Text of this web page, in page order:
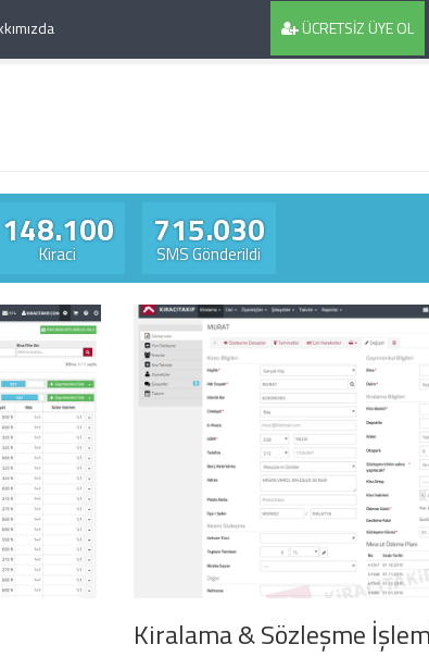
ÜCRETSİZ ÜYE OL
148.100
Kiraci
715.030
SMS Gönderildi
Kiralama & Sözleşme